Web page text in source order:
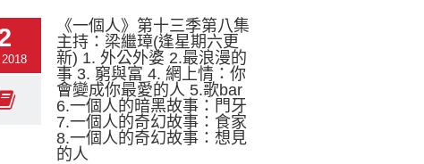
《一個人》第十三季第八集
主持：梁繼璋(逢星期六更
新) 1. 外公外婆 2.最浪漫的
事 3. 窮與富 4. 網上情：你
會變成你最愛的人 5.歌bar
6.一個人的暗黑故事：門牙
7.一個人的奇幻故事：食家
8.一個人的奇幻故事：想見
的人